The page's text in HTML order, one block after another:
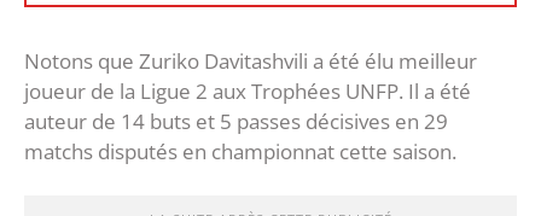
Notons que Zuriko Davitashvili a été élu meilleur
joueur de la Ligue 2 aux Trophées UNFP. Il a été
auteur de 14 buts et 5 passes décisives en 29
matchs disputés en championnat cette saison.